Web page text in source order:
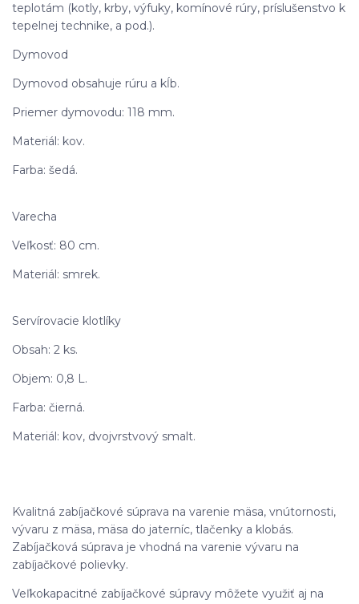
teplotám (kotly, krby, výfuky, komínové rúry, príslušenstvo k
tepelnej technike, a pod.).
Dymovod
Dymovod obsahuje rúru a kĺb.
Priemer dymovodu: 118 mm.
Materiál: kov.
Farba: šedá.
Varecha
Veľkosť: 80 cm.
Materiál: smrek.
Servírovacie klotlíky
Obsah: 2 ks.
Objem: 0,8 L.
Farba: čierná.
Materiál: kov, dvojvrstvový smalt.
Kvalitná zabíjačkové súprava na varenie mäsa, vnútornosti,
vývaru z mäsa, mäsa do jaterníc, tlačenky a klobás.
Zabíjačková súprava je vhodná na varenie vývaru na
zabíjačkové polievky.
Veľkokapacitné zabíjačkové súpravy môžete využiť aj na